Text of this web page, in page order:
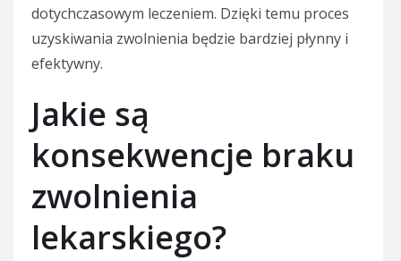
dotychczasowym leczeniem. Dzięki temu proces
uzyskiwania zwolnienia będzie bardziej płynny i
efektywny.
Jakie są
konsekwencje braku
zwolnienia
lekarskiego?